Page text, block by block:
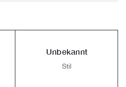
Unbekannt
Stil